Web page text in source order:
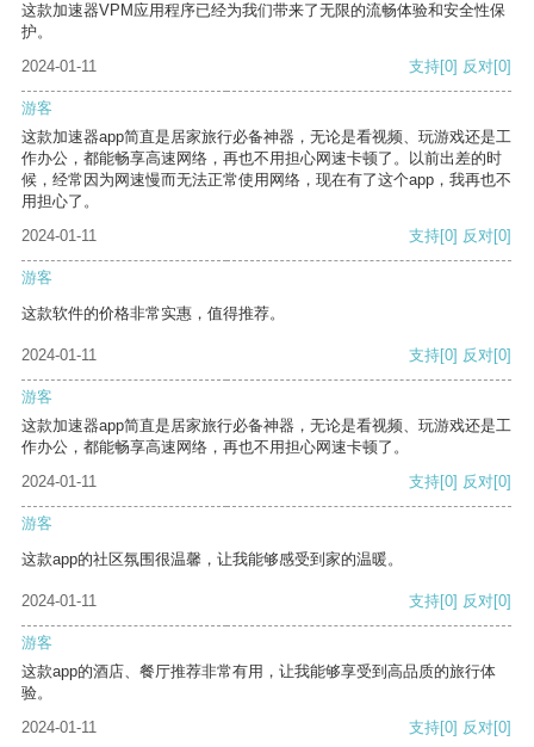
这款加速器VPM应用程序已经为我们带来了无限的流畅体验和安全性保
护。
2024-01-11
支持[0] 反对[0]
游客
这款加速器app简直是居家旅行必备神器，无论是看视频、玩游戏还是工
作办公，都能畅享高速网络，再也不用担心网速卡顿了。以前出差的时
候，经常因为网速慢而无法正常使用网络，现在有了这个app，我再也不
用担心了。
2024-01-11
支持[0] 反对[0]
游客
这款软件的价格非常实惠，值得推荐。
2024-01-11 支持[0] 反对[0]
游客
这款加速器app简直是居家旅行必备神器，无论是看视频、玩游戏还是工
作办公，都能畅享高速网络，再也不用担心网速卡顿了。
2024-01-11
支持[0] 反对[0]
游客
这款app的社区氛围很温馨，让我能够感受到家的温暖。
2024-01-11 支持[0] 反对[0]
游客
这款app的酒店、餐厅推荐非常有用，让我能够享受到高品质的旅行体
验。
2024-01-11
支持[0] 反对[0]